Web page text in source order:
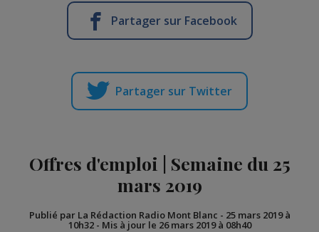
Partager sur Facebook
Partager sur Twitter
Offres d'emploi | Semaine du 25
mars 2019
Publié par La Rédaction Radio Mont Blanc - 25 mars 2019 à
10h32- Mis à jour le 26 mars 2019 à 08h40